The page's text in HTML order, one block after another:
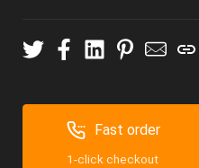
Fast order
1-click checkout